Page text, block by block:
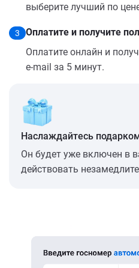
выберите лучший по
3
Оплатите и получите
Оплатите онлайн и
e-mail за 5 минут.
Наслаждайтесь
Он будет уже включен в
действовать